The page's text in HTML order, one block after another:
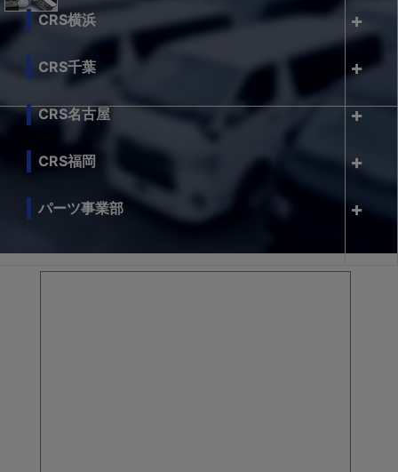
CRS横浜
CRS千葉
CRS名古屋
CRS福岡
パーツ事業部